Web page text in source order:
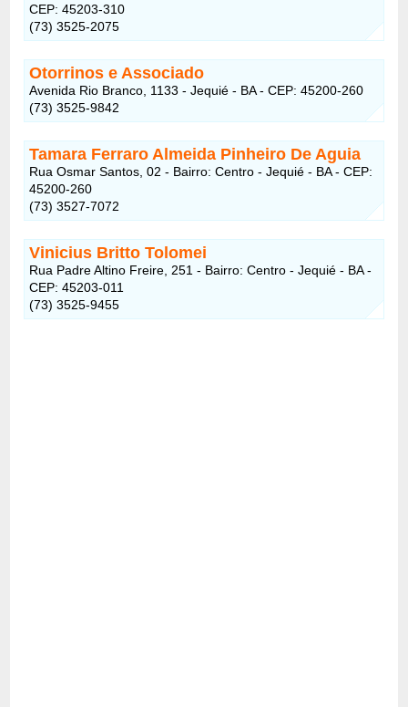
CEP: 45203-310
(73) 3525-2075
Otorrinos e Associado
Avenida Rio Branco, 1133 - Jequié - BA - CEP: 45200-260
(73) 3525-9842
Tamara Ferraro Almeida Pinheiro De Aguia
Rua Osmar Santos, 02 - Bairro: Centro - Jequié - BA - CEP:
45200-260
(73) 3527-7072
Vinicius Britto Tolomei
Rua Padre Altino Freire, 251 - Bairro: Centro - Jequié - BA -
CEP: 45203-011
(73) 3525-9455